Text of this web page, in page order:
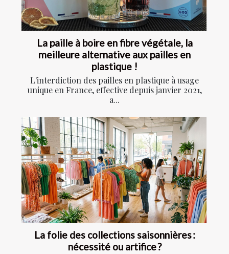
La paille à boire en fibre végétale, la
meilleure alternative aux pailles en
plastique !
L'interdiction des pailles en plastique à usage
unique en France, effective depuis janvier 2021,
a...
La folie des collections saisonnières :
nécessité ou artifice ?